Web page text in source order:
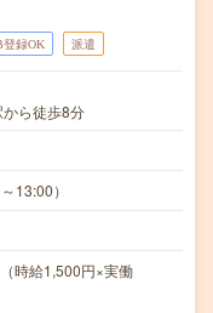
登録OK 派遣
ら徒歩8分
13:00）
時給1,500円×実働